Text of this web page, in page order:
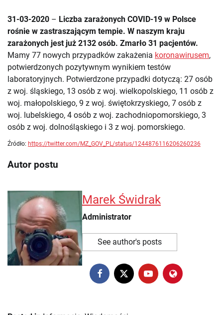
31-03-2020 – Liczba zarażonych COVID-19 w Polsce
rośnie w zastraszającym tempie. W naszym kraju
zarażonych jest już 2132 osób. Zmarło 31 pacjentów.
Mamy 77 nowych przypadków zakażenia koronawirusem,
potwierdzonych pozytywnym wynikiem testów
laboratoryjnych. Potwierdzone przypadki dotyczą: 27 osób
z woj. śląskiego, 13 osób z woj. wielkopolskiego, 11 osób z
woj. małopolskiego, 9 z woj. świętokrzyskiego, 7 osób z
woj. lubelskiego, 4 osób z woj. zachodniopomorskiego, 3
osób z woj. dolnośląskiego i 3 z woj. pomorskiego.
Źródło: https://twitter.com/MZ_GOV_PL/status/1244876116206260236
Autor postu
Marek Świdrak
Administrator
See author's posts